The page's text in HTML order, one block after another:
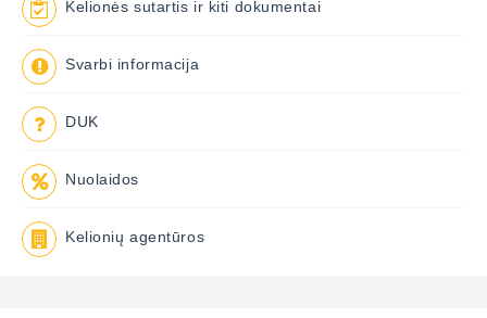
Kelionės sutartis ir kiti dokumentai
Svarbi informacija
DUK
Nuolaidos
Kelionių agentūros